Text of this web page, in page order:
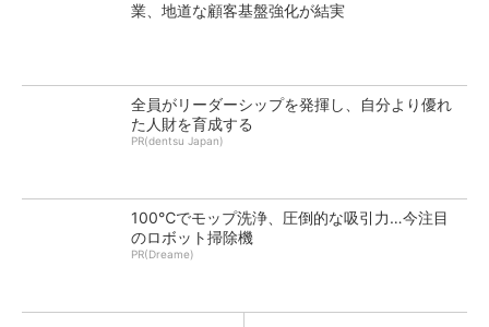
業、地道な顧客基盤強化が結実
全員がリーダーシップを発揮し、自分より優れ
た人財を育成する
PR(dentsu Japan)
100℃でモップ洗浄、圧倒的な吸引力…今注目
のロボット掃除機
PR(Dreame)